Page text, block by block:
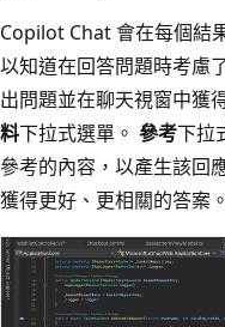
Copilot Chat 會在每個結
以知道在回答問題時考慮
出問題並在聊天視窗中獲
料下拉式選單。 參考下拉
參考的內容，以產生該回
獲得更好、更相關的答案。